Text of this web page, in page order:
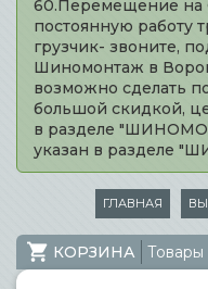
60.Перемещение на
постоянную работу
грузчик- звоните,
Шиномонтаж в
возможно сделать
большой скидкой,
в разделе
указан в разделе
ГЛАВНАЯ
КОРЗИНА